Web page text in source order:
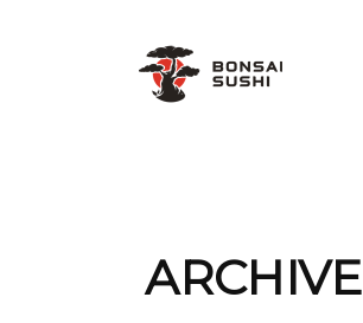
ARCHIVE